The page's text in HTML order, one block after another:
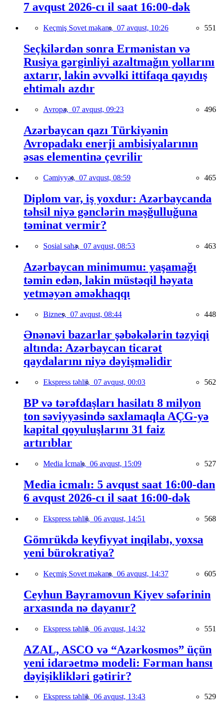
7 avqust 2026-cı il saat 16:00-dək
Keçmiş Sovet məkanı, 07 avqust, 10:26 551
Seçkilərdən sonra Ermənistan və
Rusiya gərginliyi azaltmağın yollarını
axtarır, lakin əvvəlki ittifaqa qayıdış
ehtimalı azdır
Avropa, 07 avqust, 09:23 496
Azərbaycan qazı Türkiyənin
Avropadakı enerji ambisiyalarının
əsas elementinə çevrilir
Cəmiyyət, 07 avqust, 08:59 465
Diplom var, iş yoxdur: Azərbaycanda
təhsil niyə gənclərin məşğulluğuna
təminat vermir?
Sosial sahə, 07 avqust, 08:53 463
Azərbaycan minimumu: yaşamağı
təmin edən, lakin müstəqil həyata
yetməyən əməkhaqqı
Biznes, 07 avqust, 08:44 448
Ənənəvi bazarlar şəbəkələrin təzyiqi
altında: Azərbaycan ticarət
qaydalarını niyə dəyişməlidir
Ekspress təhlil, 07 avqust, 00:03 562
BP və tərəfdaşları hasilatı 8 milyon
ton səviyyəsində saxlamaqla AÇG-yə
kapital qoyuluşlarını 31 faiz
artırıblar
Media İcmalı, 06 avqust, 15:09 527
Media icmalı: 5 avqust saat 16:00-dan
6 avqust 2026-cı il saat 16:00-dək
Ekspress təhlil, 06 avqust, 14:51 568
Gömrükdə keyfiyyət inqilabı, yoxsa
yeni bürokratiya?
Keçmiş Sovet məkanı, 06 avqust, 14:37 605
Ceyhun Bayramovun Kiyev səfərinin
arxasında nə dayanır?
Ekspress təhlil, 06 avqust, 14:32 551
AZAL, ASCO və “Azərkosmos” üçün
yeni idarəetmə modeli: Fərman hansı
dəyişiklikləri gətirir?
Ekspress təhlil, 06 avqust, 13:43 529